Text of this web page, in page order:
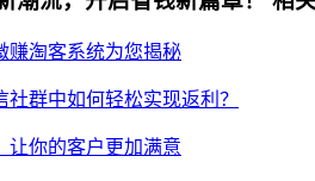
赚淘客系统为您揭秘
群中如何轻松实现返利？
让你的客户更加满意